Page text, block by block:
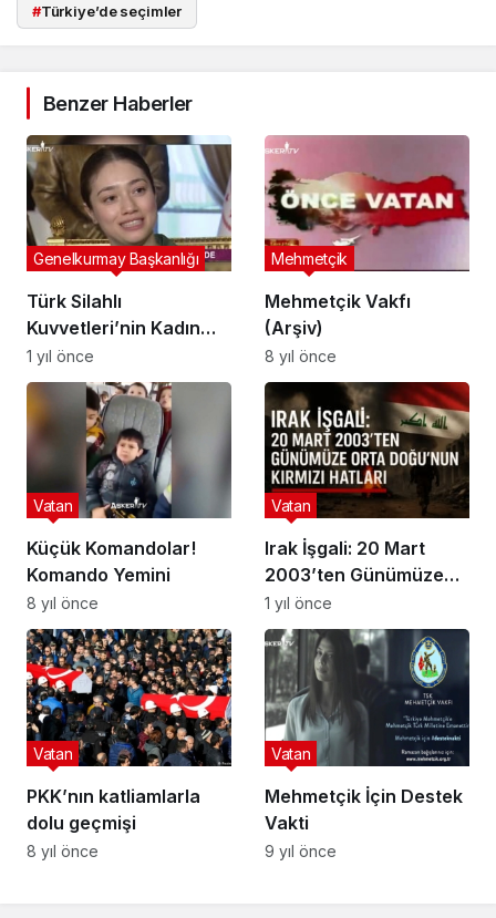
#Türkiye’de seçimler
Benzer Haberler
Türk Silahlı
Kuvvetleri’nin Kadın
Kahramanları: 8 Mart
Dünya Kadınlar
Günü’nde İlham Veren
Hikayeler
Genelkurmay Başkanlığı
1 yıl önce
Mehmetçik Vakfı
(Arşiv)
Mehmetçik
8 yıl önce
Küçük Komandolar!
Komando Yemini
Vatan
8 yıl önce
Irak İşgali: 20 Mart
2003’ten Günümüze
Orta Doğu’nun Kırmızı
Hatları
Vatan
1 yıl önce
PKK’nın katliamlarla
dolu geçmişi
Vatan
8 yıl önce
Mehmetçik İçin Destek
Vakti
Vatan
9 yıl önce